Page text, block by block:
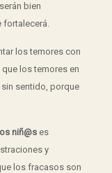
bien
fortalecerá.
los temores con
los temores en
sentido, porque
niñ@ses
y
los fracasos son